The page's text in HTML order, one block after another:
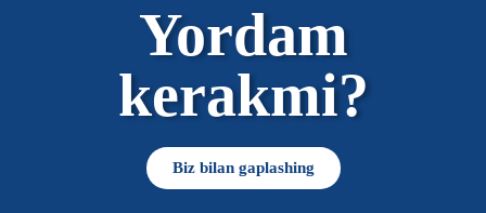
Yordam
kerakmi?
Biz bilan gaplashing